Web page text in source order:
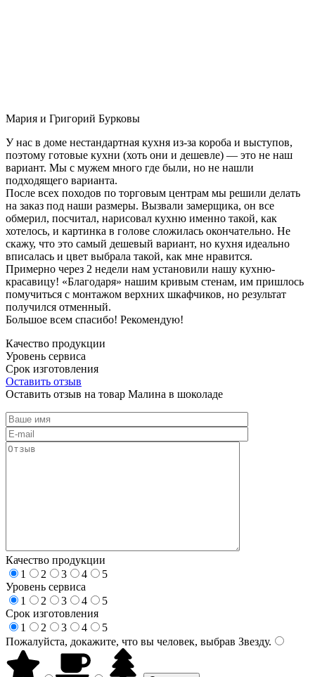
Мария и Григорий Бурковы
У нас в доме нестандартная кухня из-за короба и выступов,
поэтому готовые кухни (хоть они и дешевле) — это не наш
вариант. Мы с мужем много где были, но не нашли
подходящего варианта.
После всех походов по торговым центрам мы решили делать
на заказ под наши размеры. Вызвали замерщика, он все
обмерил, посчитал, нарисовал кухню именно такой, как
хотелось, и картинка в голове сложилась окончательно. Не
скажу, что это самый дешевый вариант, но кухня идеально
вписалась и цвет выбрала такой, как мне нравится.
Примерно через 2 недели нам установили нашу кухню-
красавицу! «Благодаря» нашим кривым стенам, им пришлось
помучиться с монтажом верхних шкафчиков, но результат
получился отменный.
Большое всем спасибо! Рекомендую!
Качество продукции
Уровень сервиса
Срок изготовления
Оставить отзыв
Оставить отзыв на товар Малина в шоколаде
Качество продукции
1
2 3 4
5
Уровень сервиса
1
2 3 4
5
Срок изготовления
1
2 3 4
5
Пожалуйста, докажите, что вы человек, выбрав Звезду.